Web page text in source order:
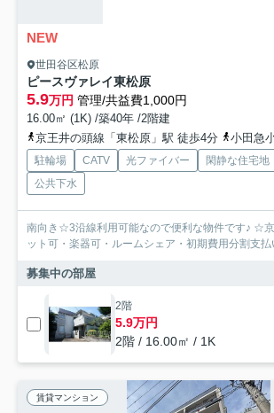
NEW
世田谷区松原
ピースヴァレイ東松原
5.9万円 管理/共益費1,000円
16.00㎡ (1K) /築40年 /2階建
京王井の頭線「東松原」駅 徒歩4分
小田急小田
駐輪場 CATV 光ファイバー 閑静な住宅地
公共下水
南向き☆3沿線利用可能なので便利な物件です♪ ☆
ット可・楽器可・ルームシェア・初期費用分割支
募集中の部屋
2階
5.9万円
2階 / 16.00㎡ / 1K
賃貸マンション